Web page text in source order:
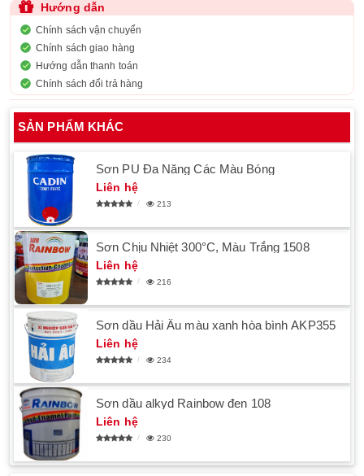
Hướng dẫn
Chính sách vận chuyển
Chính sách giao hàng
Hướng dẫn thanh toán
Chính sách đổi trả hàng
SẢN PHẨM KHÁC
Sơn PU Đa Năng Các Màu Bóng
Liên hệ
213
Sơn Chịu Nhiệt 300°C, Màu Trắng 1508
Liên hệ
216
Sơn dầu Hải Âu màu xanh hòa bình AKP355
Liên hệ
234
Sơn dầu alkyd Rainbow đen 108
Liên hệ
230